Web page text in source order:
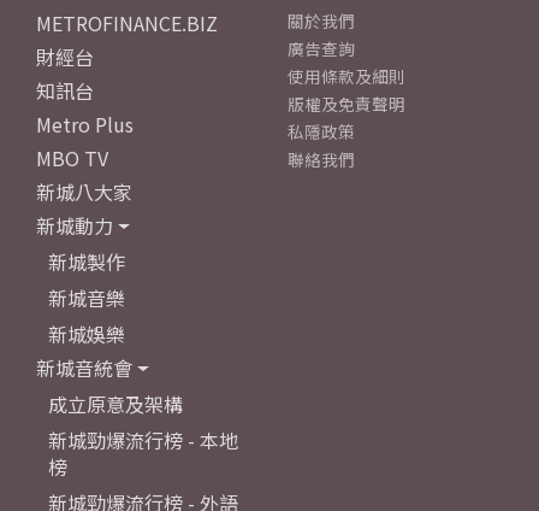
METROFINANCE.BIZ
財經台
知訊台
Metro Plus
MBO TV
新城八大家
新城動力
新城製作
新城音樂
新城娛樂
新城音統會
成立原意及架構
新城勁爆流行榜 - 本地
榜
新城勁爆流行榜 - 外語
關於我們
廣告查詢
使用條款及細則
版權及免責聲明
私隱政策
聯絡我們